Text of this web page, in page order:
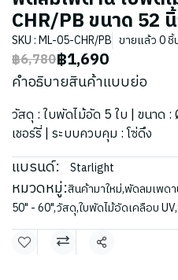
CHR/PB ขนาด 52
SKU : ML-05-CHR/PB ขายแล้ว 0 ชิ้
฿6,780฿1,690
คำอธิบายสินค้าแบบย่อ
วัสดุ : ใบพัดไม้อัด 5 ใบ | ขนาด
เชอร์รี่ | ระบบควบคุม : โซ่ดึง
แบรนด์: Starlight
หมวดหมู่:สินค้ามาใหม่,พัดลมเพด
50" - 60",วัสดุ,ใบพัดไม้อัดเคลือบ UV,
แชร์